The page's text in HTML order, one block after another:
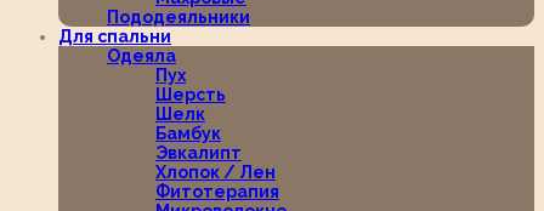
Пододеяльники
Для спальни
Одеяла
Пух
Шерсть
Шелк
Бамбук
Эвкалипт
Хлопок / Лен
Фитотерапия